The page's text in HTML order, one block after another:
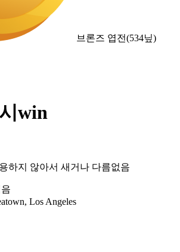
브론즈 엽전(534닢)
win
하지 않아서 새거나 다름없음
Los Angeles